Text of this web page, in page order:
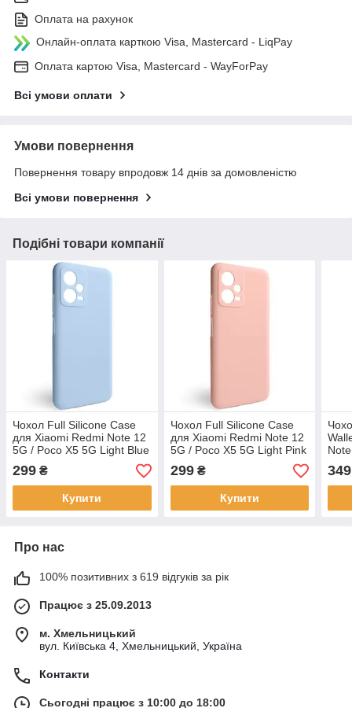
Оплата на рахунок
Онлайн-оплата карткою Visa, Mastercard - LiqPay
Оплата картою Visa, Mastercard - WayForPay
Всі умови оплати
Умови повернення
Повернення товару впродовж 14 днів за домовленістю
Всі умови повернення
Подібні товари компанії
Чохол Full Silicone Case
для Xiaomi Redmi Note 12
5G / Poco X5 5G Light Blue
299 ₴
Купити
Чохол Full Silicone Case
для Xiaomi Redmi Note 12
5G / Poco X5 5G Light Pink
299₴
Купити
Pro
349
Про нас
100% позитивних з 619 відгуків за рік
Працює з 25.09.2013
м. Хмельницький
вул. Київська 4, Хмельницький, Україна
Контакти
Сьогодні працює з 10:00 до 18:00